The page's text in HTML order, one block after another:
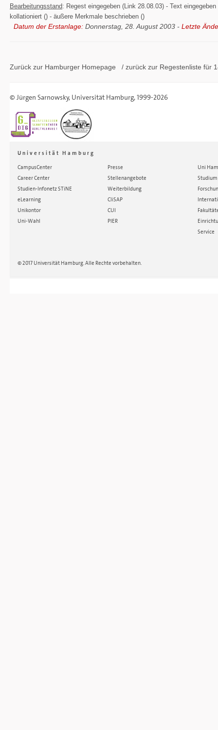
Bearbeitungsstand: Regest eingegeben (Link 28.08.03) - Text
kollationiert () - äußere Merkmale beschrieben ()
Datum der Erstanlage: Donnerstag, 28. August 2003 - Letzte
Zurück zur Hamburger Homepage / zurück zur Regestenliste für
© Jürgen Sarnowsky, Universität Hamburg, 1999-2026